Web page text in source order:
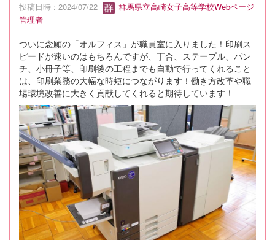
投稿日時 : 2024/07/22
群馬県立高崎女子高等学校Webページ
管理者
ついに念願の「オルフィス」が職員室に入りました！印刷ス
ピードが速いのはもちろんですが、丁合、ステープル、パン
チ、小冊子等、印刷後の工程までも自動で行ってくれること
は、印刷業務の大幅な時短につながります！働き方改革や職
場環境改善に大きく貢献してくれると期待しています！